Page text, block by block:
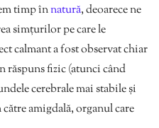
timp înnatură, deoarece ne
simțurilor pe care le
calmant a fost observat chiar
răspuns fizic (atunci când
cerebrale mai stabile și
amigdală, organul care